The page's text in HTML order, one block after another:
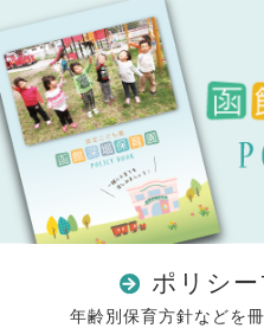
ポリシ
年齢別保育方針などを